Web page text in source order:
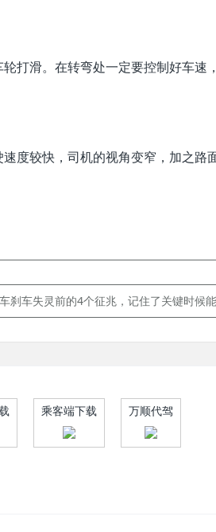
打滑。在转弯处一定要控制好车速
度较快，司机的视角变窄，加之路
刹车失灵前的4个征兆，记住了关键时候能保
乘客端下载 万顺代驾